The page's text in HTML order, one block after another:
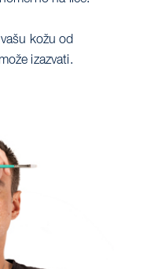
kožu od
izazvati.